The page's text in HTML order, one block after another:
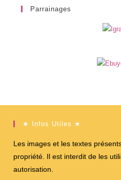
Parrainages
★ Infos Utiles ★
Les images et les textes
propriété. Il est interdit de les
autorisation.